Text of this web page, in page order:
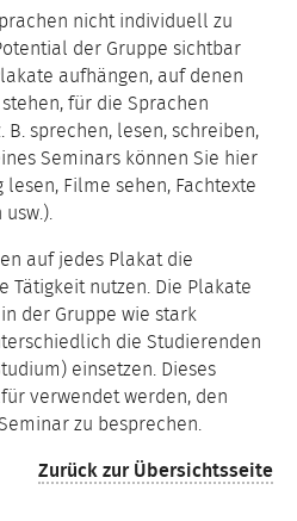
nicht individuell zu
der Gruppe sichtbar
aufhängen, auf denen
für die Sprachen
B. sprechen, lesen, schreiben,
Seminars können Sie hier
Filme sehen, Fachtexte
auf jedes Plakat die
Tätigkeit nutzen. Die Plakate
der Gruppe wie stark
die Studierenden
einsetzen. Dieses
verwendet werden, den
zu besprechen.
Zurück zur Übersichtsseite